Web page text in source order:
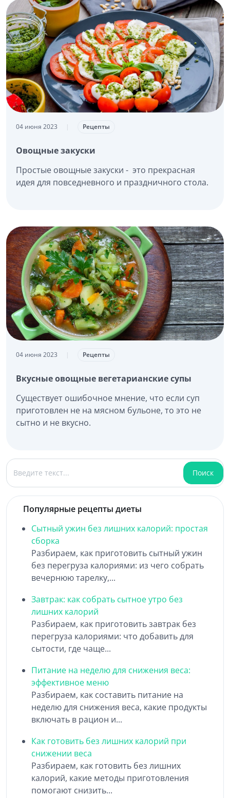
04 июня 2023 | Рецепты
Овощные закуски
Простые овощные закуски - это прекрасная
идея для повседневного и праздничного стола.
04 июня 2023 | Рецепты
Вкусные овощные вегетарианские супы
Существует ошибочное мнение, что если суп
приготовлен не на мясном бульоне, то это не
сытно и не вкусно.
Поиск
Поиск
Популярные рецепты диеты
Сытный ужин без лишних калорий: простая
сборка
Разбираем, как приготовить сытный ужин
без перегруза калориями: из чего собрать
вечернюю тарелку,...
Завтрак: как собрать сытное утро без
лишних калорий
Разбираем, как приготовить завтрак без
перегруза калориями: что добавить для
сытости, где чаще...
Питание на неделю для снижения веса:
эффективное меню
Разбираем, как составить питание на
неделю для снижения веса, какие продукты
включать в рацион и...
Как готовить без лишних калорий при
снижении веса
Разбираем, как готовить без лишних
калорий, какие методы приготовления
помогают снизить...